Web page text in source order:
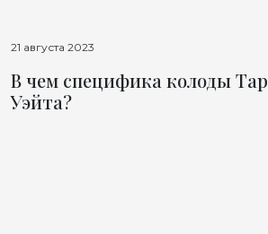
21 августа 2023
В чем специфика колоды
Уэйта?